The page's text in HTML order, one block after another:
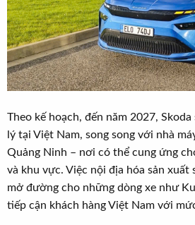
Theo kế hoạch, đến năm 2027,
lý tại Việt Nam, song song với nhà
Quảng Ninh – nơi có thể cung ứng
và khu vực. Việc nội địa hóa sản xuất
mở đường cho những dòng xe như
tiếp cận khách hàng Việt Nam với